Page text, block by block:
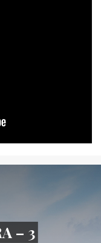
– 3